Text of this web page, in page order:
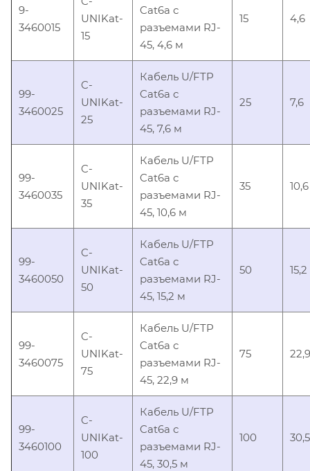
9-
3460015
UNIKat-
15
Cat6a с
разъемами RJ-
45, 4,6 м
15 4,6
99-
3460025
C-
UNIKat-
25
Кабель U/FTP
Cat6a с
разъемами RJ-
45, 7,6 м
25 7,6
99-
3460035
C-
UNIKat-
35
Кабель U/FTP
Cat6a с
разъемами RJ-
45, 10,6 м
35 10,6
99-
3460050
C-
UNIKat-
50
Кабель U/FTP
Cat6a с
разъемами RJ-
45, 15,2 м
50 15,2
99-
3460075
C-
UNIKat-
75
Кабель U/FTP
Cat6a с
разъемами RJ-
45, 22,9 м
75 22,9
99-
3460100
C-
UNIKat-
100
Кабель U/FTP
Cat6a с
разъемами RJ-
45, 30,5 м
100 30,5